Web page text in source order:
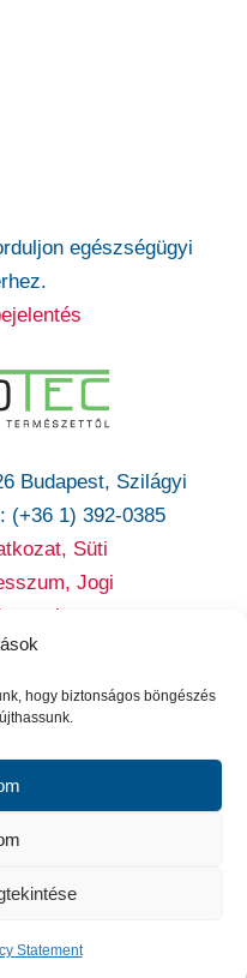
hogy biztonságos böngészés
Statement
egészségügyi
Budapest, Szilágyi
(+36 1) 392-0385
Süti
Jogi
Remifemin
| Proktis-M
2025.06.18.